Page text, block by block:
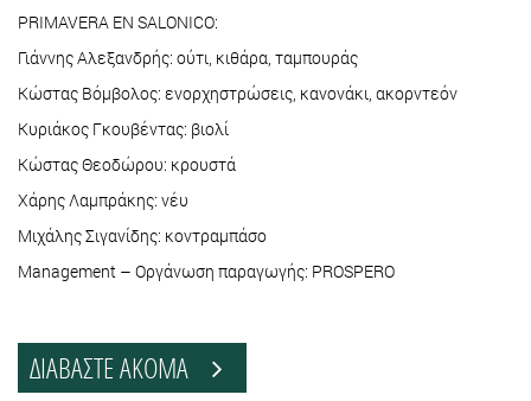
PRIMAVERA EN SALONICO:
Γιάννης Αλεξανδρής: ούτι, κιθάρα, ταμπουράς
Κώστας Βόμβολος: ενορχηστρώσεις, κανονάκι, ακορντεόν
Κυριάκος Γκουβέντας: βιολί
Κώστας Θεοδώρου: κρουστά
Χάρης Λαμπράκης: νέυ
Μιχάλης Σιγανίδης: κοντραμπάσο
Management – Οργάνωση παραγωγής: PROSPERO
ΔΙΑΒΑΣΤΕ ΑΚΟΜΑ